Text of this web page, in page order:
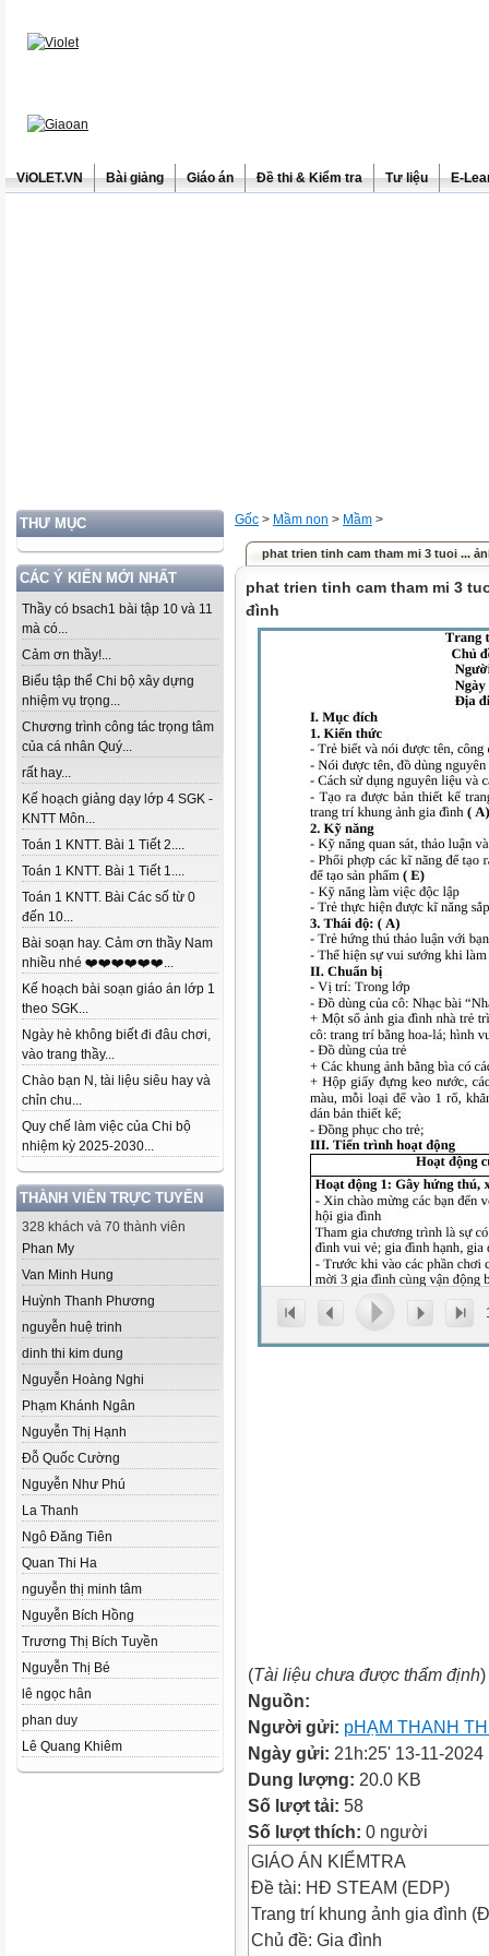
ViOLET.VN Bài giảng Giáo án Đề thi & Kiểm tra Tư liệu E-
THƯ MỤC
CÁC Ý KIẾN MỚI NHẤT
Thầy có bsach1 bài tập 10 và 11
mà có...
Cảm ơn thầy!...
Biểu tập thể Chi bộ xây dựng
nhiệm vụ trọng...
Chương trình công tác trọng tâm
của cá nhân Quý...
rất hay...
Kế hoạch giảng dạy lớp 4 SGK -
KNTT Môn...
Toán 1 KNTT. Bài 1 Tiết 2....
Toán 1 KNTT. Bài 1 Tiết 1....
Toán 1 KNTT. Bài Các số từ 0
đến 10...
Bài soạn hay. Cảm ơn thầy Nam
nhiều nhé ❤️❤️❤️❤️❤️❤️...
Kế hoạch bài soạn giáo án lớp 1
theo SGK...
Ngày hè không biết đi đâu chơi,
vào trang thầy...
Chào bạn N, tài liệu siêu hay và
chỉn chu...
Quy chế làm việc của Chi bộ
nhiệm kỳ 2025-2030...
THÀNH VIÊN TRỰC TUYẾN
328 khách và 70 thành viên
Phan My
Van Minh Hung
Huỳnh Thanh Phương
nguyễn huệ trinh
dinh thi kim dung
Nguyễn Hoàng Nghi
Phạm Khánh Ngân
Nguyễn Thị Hạnh
Đỗ Quốc Cường
Nguyễn Như Phú
La Thanh
Ngô Đăng Tiên
Quan Thi Ha
nguyễn thị minh tâm
Nguyễn Bích Hồng
Trương Thị Bích Tuyền
Nguyễn Thị Bé
lê ngọc hân
phan duy
Lê Quang Khiêm
Gốc > Mầm non > Mầm >
phat trien tinh cam tham mi 3 tuoi ...
phat trien tinh cam tham mi 3
đình
(Tài liệu chưa được thẩm định)
Nguồn:
Người gửi: pHẠM THANH
Ngày gửi: 21h:25' 13-11-2024
Dung lượng: 20.0 KB
Số lượt tải: 58
Số lượt thích: 0 người
GIÁO ÁN KIỂMTRA
Đề tài: HĐ STEAM (EDP)
Trang trí khung ảnh gia đình
Chủ đề: Gia đình